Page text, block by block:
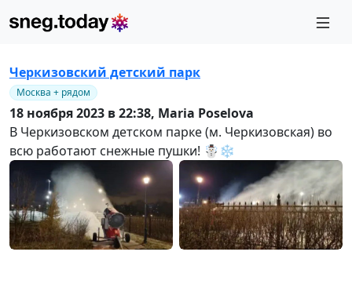
Черкизовский детский парк
Москва + рядом
18 ноября 2023 в 22:38, Maria Poselova
В Черкизовском детском парке (м. Черкизовская) во
всю работают снежные пушки! ☃️❄️